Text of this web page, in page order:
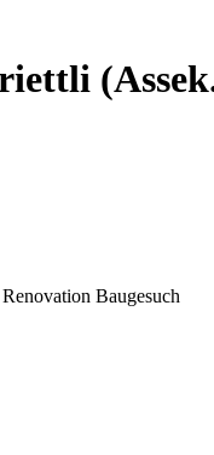
Baugesuch